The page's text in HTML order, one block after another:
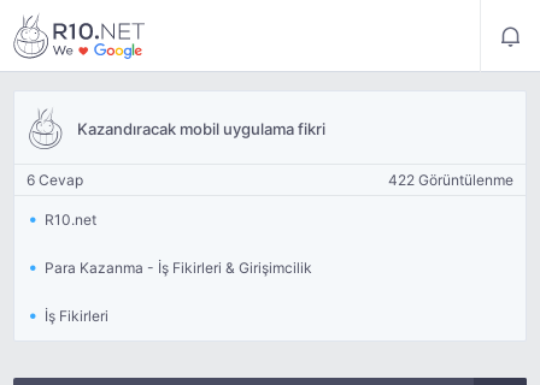
Kazandıracak mobil uygulama fikri
6 Cevap 422 Görüntülenme
R10.net
Para Kazanma - İş Fikirleri & Girişimcilik
İş Fikirleri